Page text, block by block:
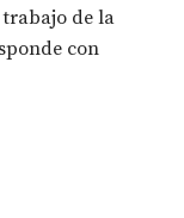
trabajo de la
con